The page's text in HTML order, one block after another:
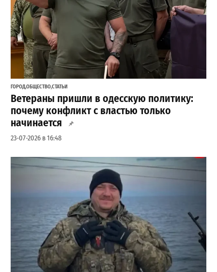
ГОРОД,ОБЩЕСТВО,СТАТЬИ
Ветераны пришли в одесскую политику:
почему конфликт с властью только
начинается
23-07-2026 в 16:48